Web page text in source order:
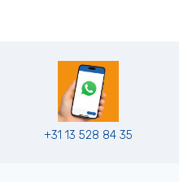
+31 13 528 84 35